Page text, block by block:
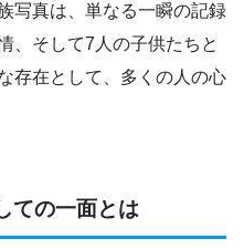
写真は、単なる一瞬の記録
、そして7人の子供たちと
存在として、多くの人の心
ての一面とは